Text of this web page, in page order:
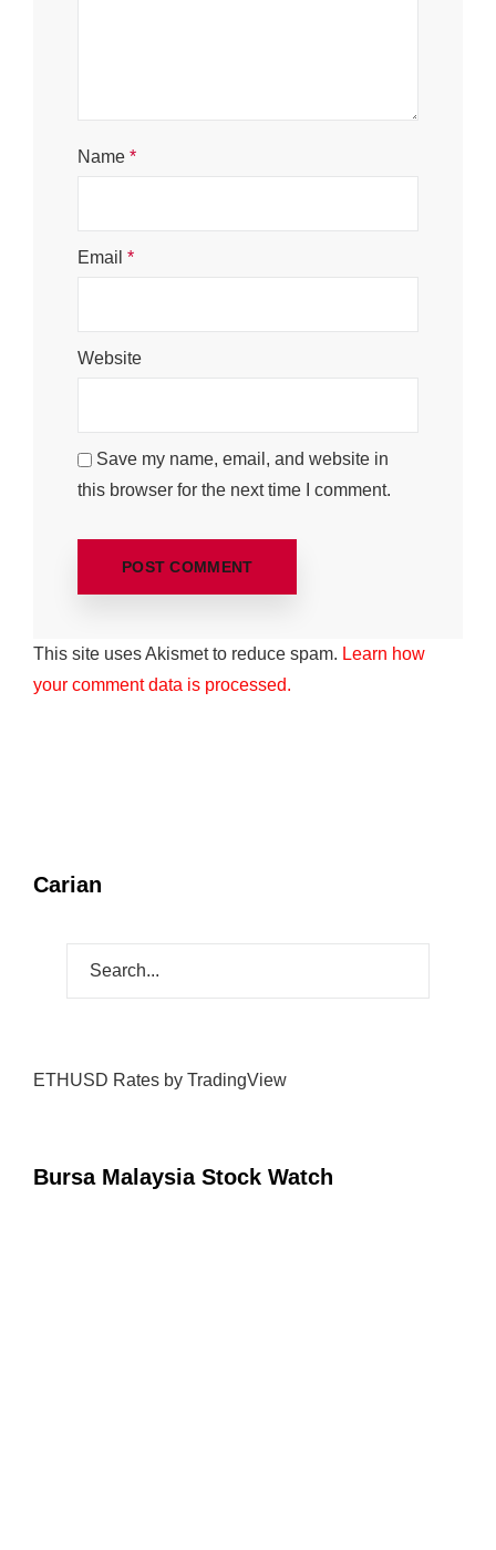
Name *
Email *
Website
Save my name, email, and website in
this browser for the next time I comment.
This site uses Akismet to reduce spam. Learn how
your comment data is processed.
Carian
ETHUSD Rates by TradingView
Bursa Malaysia Stock Watch